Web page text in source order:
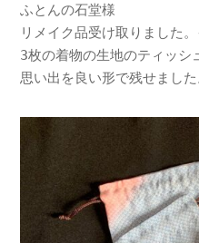
ふとんの石堂様
リメイク品受け取りました
3枚の着物の生地のティッシ
思い出を良い形で残せまし